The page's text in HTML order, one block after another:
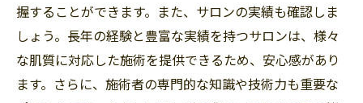
握することができます。また、サロンの実績も確認しま
しょう。長年の経験と豊富な実績を持つサロンは、様々
な肌質に対応した施術を提供できるため、安心感があり
ます。さらに、施術者の専門的な知識や技術力も重要な